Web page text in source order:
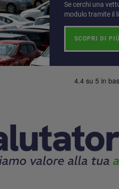
Se cerchi una
modulo tramite il
SCOPRI DI PIÙ